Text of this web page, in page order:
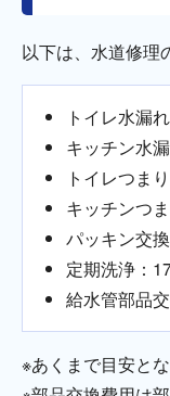
以下は、水道修理
トイレ水漏
キッチン水
トイレつま
キッチンつ
パッキン交
定期洗浄：
給水管部品
※あくまで目安と